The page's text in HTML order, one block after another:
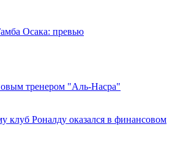
Осака: превью
тренером "Аль-Насра"
клуб Роналду оказался в финансовом